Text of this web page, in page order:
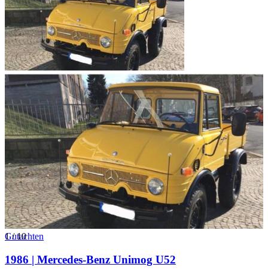
1/10
Gutachten
1986 | Mercedes-Benz Unimog U52